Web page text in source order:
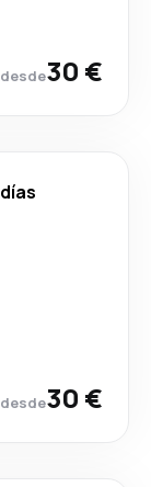
desde30 €
desde30 €